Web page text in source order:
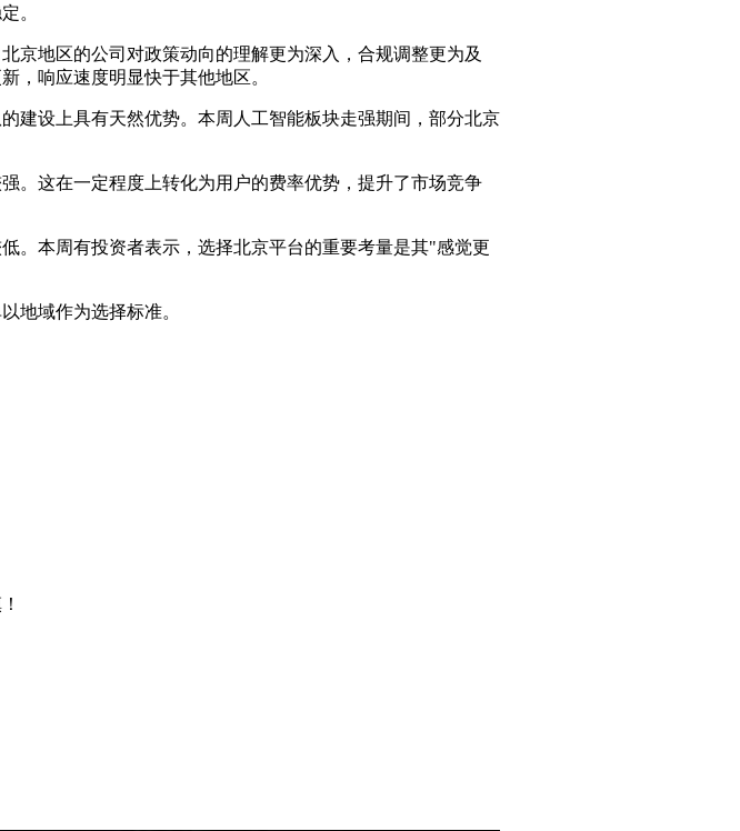
。
京地区的公司对政策动向的理解更为深入，合规调整更为及
，响应速度明显快于其他地区。
建设上具有天然优势。本周人工智能板块走强期间，部分北京
。这在一定程度上转化为用户的费率优势，提升了市场竞争
。本周有投资者表示，选择北京平台的重要考量是其"感觉更
地域作为选择标准。